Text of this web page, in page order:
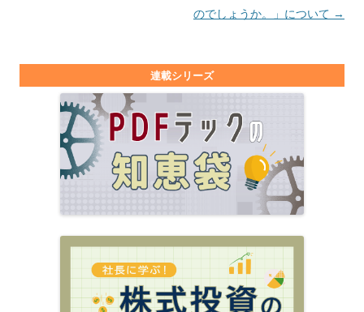
のでしょうか。」について →
連載シリーズ